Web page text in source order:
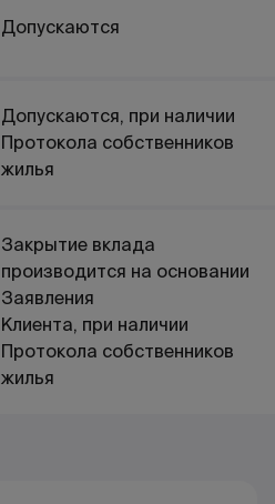
Допускаются
Допускаются, при наличии
Протокола собственников
жилья
Закрытие вклада
производится на основании
Заявления
Клиента, при наличии
Протокола собственников
жилья